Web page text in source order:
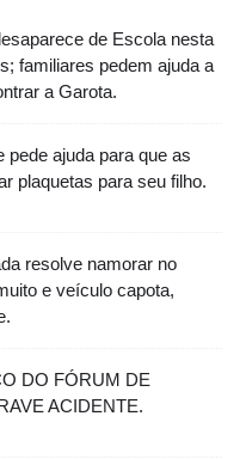
de Escola nesta
familiares pedem ajuda a
a Garota.
pede ajuda para que as
plaquetas para seu filho.
resolve namorar no
e veículo capota,
DO FÓRUM DE
ACIDENTE.